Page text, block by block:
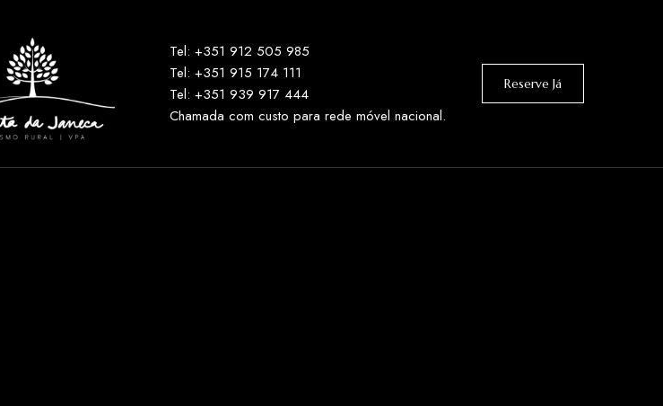
Tel: +351 912 505 985
Tel: +351 915 174 111
Tel: +351 939 917 444
Chamada com custo para rede móvel nacional.
Reserve Já